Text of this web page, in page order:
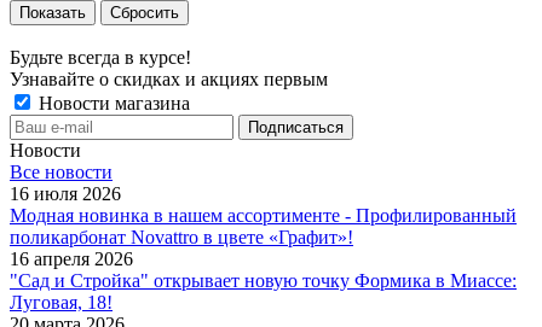
Сбросить
Будьте всегда в курсе!
Узнавайте о скидках и акциях первым
Новости магазина
Новости
Все новости
16 июля 2026
Модная новинка в нашем ассортименте - Профилированный
поликарбонат Novattro в цвете «Графит»!
16 апреля 2026
"Сад и Стройка" открывает новую точку Формика в Миассе:
Луговая, 18!